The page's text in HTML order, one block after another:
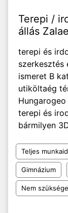
Terepi /
állás
terepi és
szerkesztés
ismeret B
utiköltaég
terepi és
bármilyen
Teljes
Gimnázium
Nem